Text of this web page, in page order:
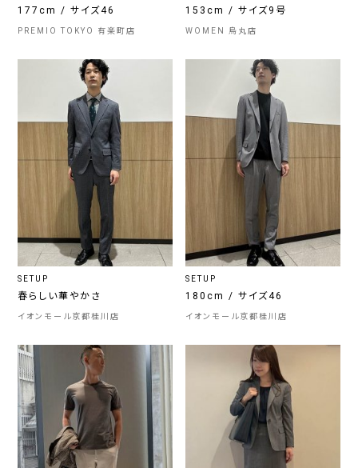
177cm / サイズ46
PREMIO TOKYO 有楽町店
153cm / サイズ9号
WOMEN 烏丸店
SETUP
春らしい華やかさ
イオンモール京都桂川店
SETUP
180cm / サイズ46
イオンモール京都桂川店